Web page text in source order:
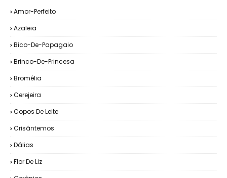
Amor-Perfeito
Azaleia
Bico-De-Papagaio
Brinco-De-Princesa
Bromélia
Cerejeira
Copos De Leite
Crisântemos
Dálias
Flor De Liz